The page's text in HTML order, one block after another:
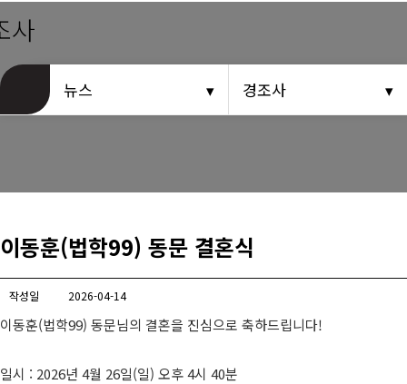
동문회관 오시는길
동문신용카드
총동문회 뉴스
산하단체 뉴스
동문 동정
사
뉴스 경조사
이동훈(법학99) 동문 결혼식
작성일 2026-04-14
이동훈(법학99) 동문님의 결혼을 진심으로 축하드립니다!
일시 : 2026년 4월 26일(일) 오후 4시 40분